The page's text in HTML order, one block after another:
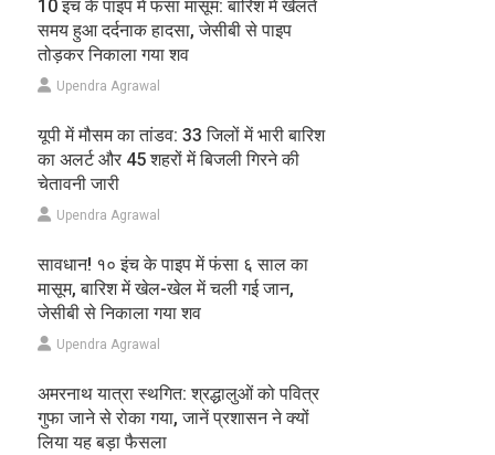
10 इंच के पाइप में फंसा मासूम: बारिश में खेलते
समय हुआ दर्दनाक हादसा, जेसीबी से पाइप
तोड़कर निकाला गया शव
Upendra Agrawal
यूपी में मौसम का तांडव: 33 जिलों में भारी बारिश
का अलर्ट और 45 शहरों में बिजली गिरने की
चेतावनी जारी
Upendra Agrawal
सावधान! १० इंच के पाइप में फंसा ६ साल का
मासूम, बारिश में खेल-खेल में चली गई जान,
जेसीबी से निकाला गया शव
Upendra Agrawal
अमरनाथ यात्रा स्थगित: श्रद्धालुओं को पवित्र
गुफा जाने से रोका गया, जानें प्रशासन ने क्यों
लिया यह बड़ा फैसला